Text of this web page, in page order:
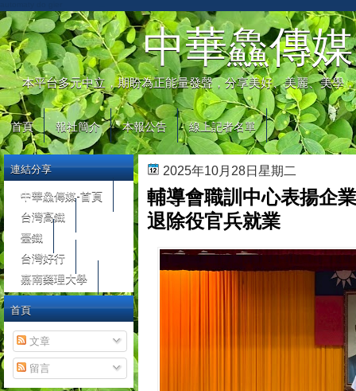
中華鱻傳媒
本平台多元中立，期盼為正能量發聲，分享美好、美麗、美學
首頁 報社簡介 本報公告 線上記者名單
2025年10月28日星期二
輔導會職訓中心表揚企
退除役官兵就業
連結分享
中華鱻傳媒-首頁
台灣高鐵
臺鐵
台灣好行
嘉南藥理大學
首頁
文章
留言